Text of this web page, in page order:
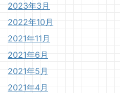
2023年3月
2022年10月
2021年11月
2021年6月
2021年5月
2021年4月